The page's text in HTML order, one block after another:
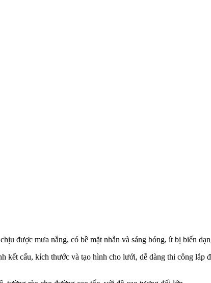
được mưa nắng, có bề mặt nhẵn và sáng bóng, ít bị biến
kết cấu, kích thước và tạo hình cho lưới, dễ dàng thi công lắp